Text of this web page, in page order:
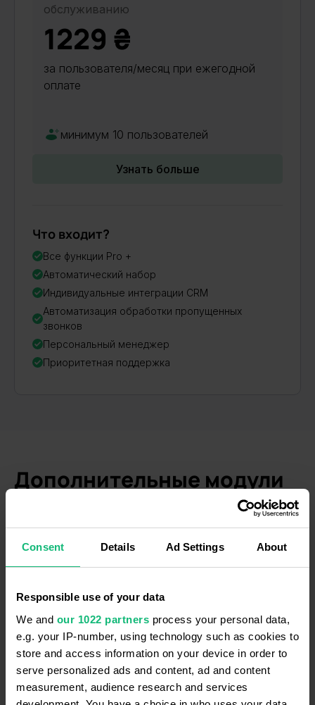
Consent Details Ad Settings About
Responsible use of your data
We and our 1022 partners process your personal data,
e.g. your IP-number, using technology such as cookies to
store and access information on your device in order to
serve personalized ads and content, ad and content
measurement, audience research and services
обслуживанию
1229 ₴
за пользователя/месяц при ежегодной
оплате
минимум 10 пользователей
Узнать больше
Что входит?
Все функции Pro +
Автоматический набор
Индивидуальные интеграции CRM
Автоматизация обработки пропущенных
звонков
Персональный менеджер
Приоритетная поддержка
Дополнительные модули
Расширьте возможности вашего бизнеса
Call tracking
Отслеживайте источники звонков и
сосредоточьтесь на рекламе, которая
действительно приносит результаты.